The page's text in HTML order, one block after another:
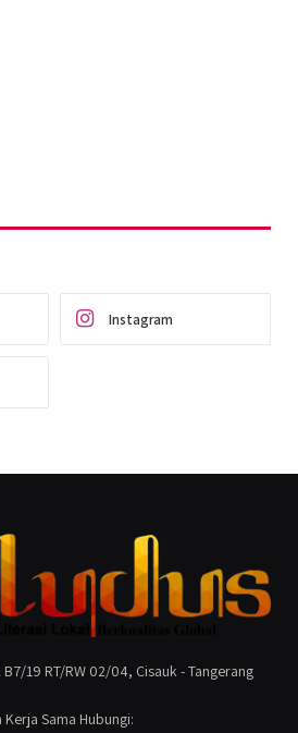
Instagram
19 RT/RW 02/04, Cisauk - Tangerang
Sama Hubungi: